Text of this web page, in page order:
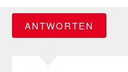
ANTWORTEN